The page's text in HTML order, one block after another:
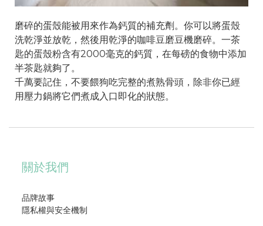
磨碎的蛋殼能被用來作為鈣質的補充劑。你可以將蛋殼
洗乾淨並放乾，然後用乾淨的咖啡豆磨豆機磨碎。一茶
匙的蛋殼粉含有2000毫克的鈣質，在每磅的食物中添加
半茶匙就夠了。
千萬要記住，不要餵狗吃完整的煮熟骨頭，除非你已經
用壓力鍋將它們煮成入口即化的狀態。
關於我們
品牌故事
隱私權與安全機制